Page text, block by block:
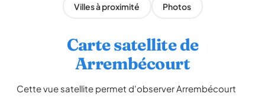
Villes à proximité Photos
Carte satellite de
Arrembécourt
Cette vue satellite permet d'observer Arrembécourt